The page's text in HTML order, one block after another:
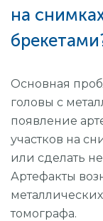
на
Основная
головы с
появление
участков на
или сделать
Артефакты
томографа.